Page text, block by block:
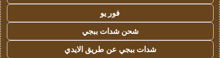
فور يو
شحن شدات ببجي
شدات ببجي عن طريق الايدي